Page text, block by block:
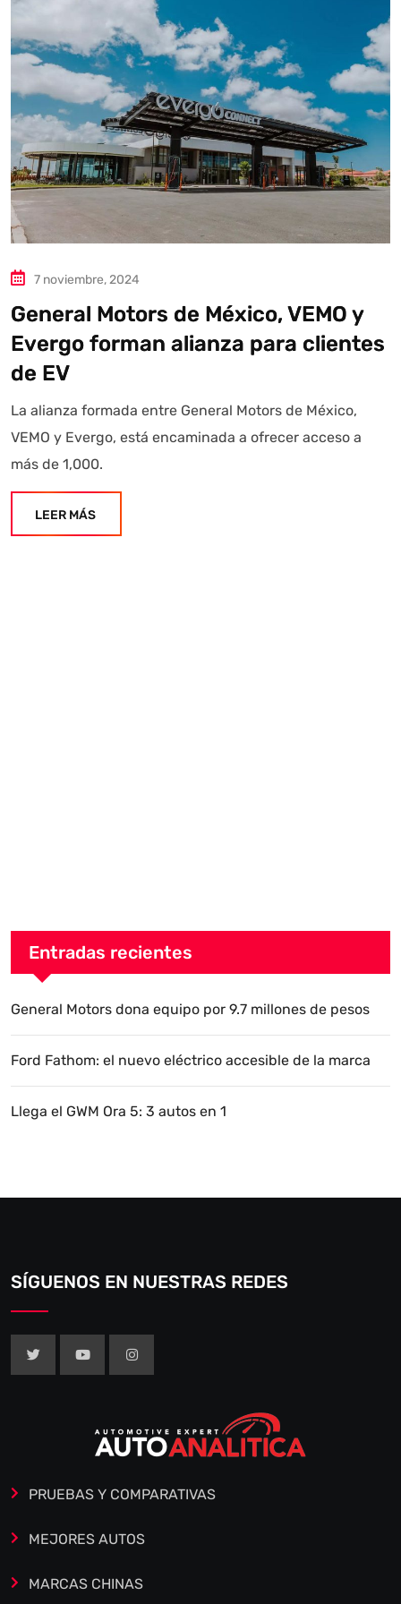
7 noviembre, 2024
General Motors de México, VEMO y
Evergo forman alianza para clientes
de EV
La alianza formada entre General Motors de México,
VEMO y Evergo, está encaminada a ofrecer acceso a
más de 1,000.
LEER MÁS
Entradas recientes
General Motors dona equipo por 9.7 millones de pesos
Ford Fathom: el nuevo eléctrico accesible de la marca
Llega el GWM Ora 5: 3 autos en 1
SÍGUENOS EN NUESTRAS REDES
PRUEBAS Y COMPARATIVAS
MEJORES AUTOS
MARCAS CHINAS
Autoanalítica IA Agente Inteligente
Estoy aquí para encontrar lo que necesitas. ¿Qué estás
buscando? "Este asistente con IA (OpenAI) ofrece
información referencial que puede contener errores.
Asistente con IA en desarrollo. Autoanalítica optimiza
diariamente su exactitud."